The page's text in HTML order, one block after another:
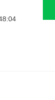
学
。